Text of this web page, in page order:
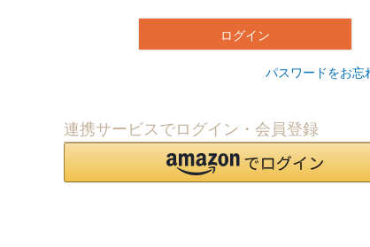
ログイン
パスワードをお忘
連携サービスでログイン・会員登録